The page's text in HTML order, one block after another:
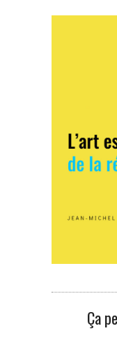
Ça